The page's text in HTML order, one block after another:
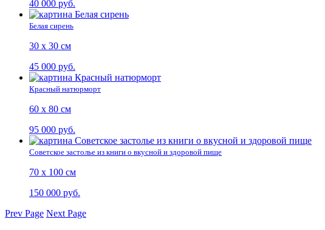
40 000 руб.
Белая сирень
30 х 30 см
45 000 руб.
Красный натюрморт
60 х 80 см
95 000 руб.
Советское застолье из книги о вкусной и здоровой пище
70 х 100 см
150 000 руб.
Prev Page Next Page